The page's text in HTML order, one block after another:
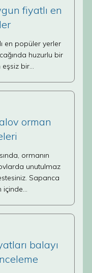
fiyatlı en
en popüler yerler
huzurlu bir
bir…
orman
ormanın
unutulmaz
Sapanca
içinde…
balayı